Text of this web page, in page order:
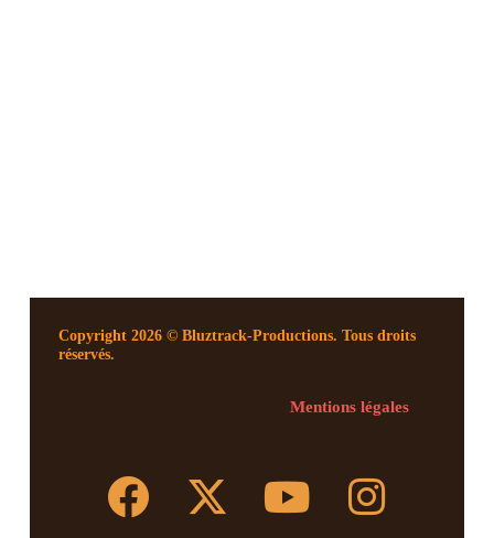
Copyright 2026 © Bluztrack-Productions. Tous droits
réservés.
Mentions légales